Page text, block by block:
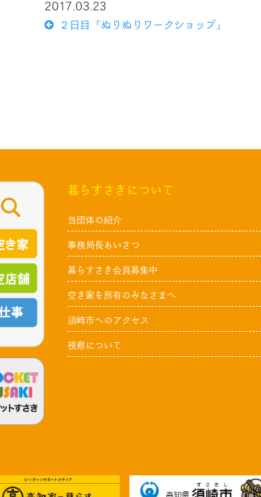
2017.03.23
２日目『ぬりぬりワークショップ』
暮らすさきについて
当団体の紹介
事務局長あいさつ
暮らすさき会員募集中
空き家を所有のみなさまへ
須崎市へのアクセス
視察について